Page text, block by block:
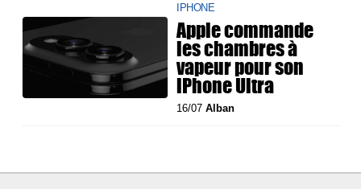
IPHONE
Apple commande
les chambres à
vapeur pour son
iPhone Ultra
16/07Alban